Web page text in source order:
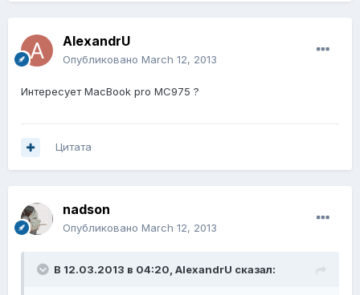
AlexandrU
Опубликовано March 12, 2013
Интересует MacBook pro MC975 ?
Цитата
nadson
Опубликовано March 12, 2013
В 12.03.2013 в 04:20, AlexandrU сказал: